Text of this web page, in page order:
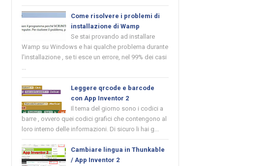
Come risolvere i problemi di
installazione di Wamp
Se stai provando ad installare
Wamp su Windows e hai qualche problema durante
l'installazione , se ti esce un errore, nel 99% dei casi
...
Leggere qrcode e barcode
con App Inventor 2
Il tema del giorno sono i codici a
barre , ovvero quei codici grafici che contengono al
loro interno delle informazioni. Di sicuro li hai g...
Cambiare lingua in Thunkable
/ App Inventor 2